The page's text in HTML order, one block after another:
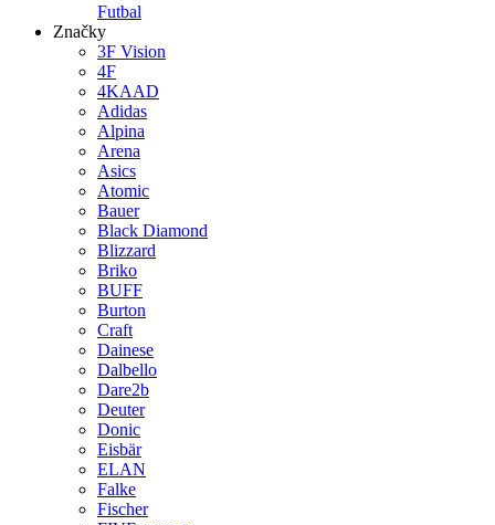
Futbal
Značky
3F Vision
4F
4KAAD
Adidas
Alpina
Arena
Asics
Atomic
Bauer
Black Diamond
Blizzard
Briko
BUFF
Burton
Craft
Dainese
Dalbello
Dare2b
Deuter
Donic
Eisbär
ELAN
Falke
Fischer